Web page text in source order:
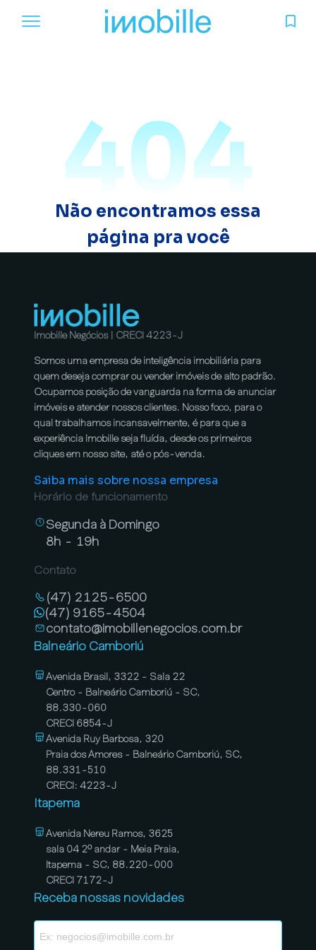
404
Não encontramos essa
página pra você
Imobille Negócios | CRECI 4223-J
Somos uma empresa de inteligência imobiliária para
quem deseja comprar ou vender imóveis de alto padrão.
Ocupamos posição de vanguarda na forma de anunciar
imóveis e atender nossos clientes. Nosso foco, para o
qual trabalhamos incansavelmente, é para que a
experiência Imobille seja fluída, desde os primeiros
cliques em nosso site, até o pós-venda.
Saiba mais sobre nossa empresa
Horário de funcionamento
Segunda à Domingo
8h - 19h
Contato
(47) 2125-6500
(47) 9165-4504
contato@imobillenegocios.com.br
Balneário Camboriú
Avenida Brasil, 3322 - Sala 22
Centro - Balneário Camboriú - SC,
88.330-060
CRECI 6854-J
Avenida Ruy Barbosa, 320
Praia dos Amores - Balneário Camboriú, SC,
88.331-510
CRECI: 4223-J
Itapema
Avenida Nereu Ramos, 3625
sala 04 2º andar - Meia Praia,
Itapema - SC, 88.220-000
CRECI 7172-J
Receba nossas novidades